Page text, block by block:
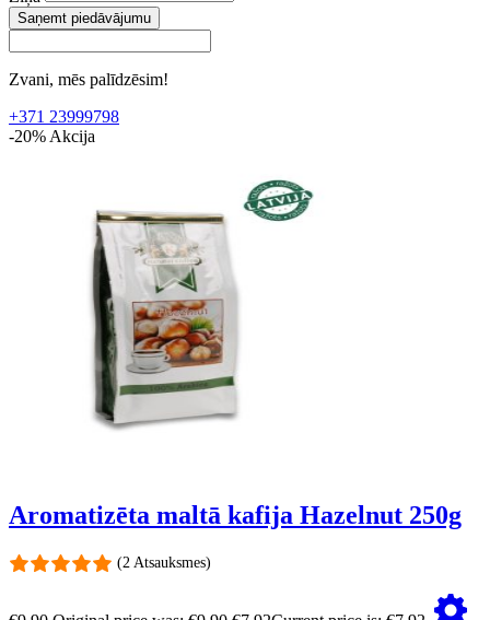
Saņemt piedāvājumu
Zvani, mēs palīdzēsim!
+371 23999798
-20% Akcija
Aromatizēta maltā kafija Hazelnut 250g
(2 Atsauksmes)